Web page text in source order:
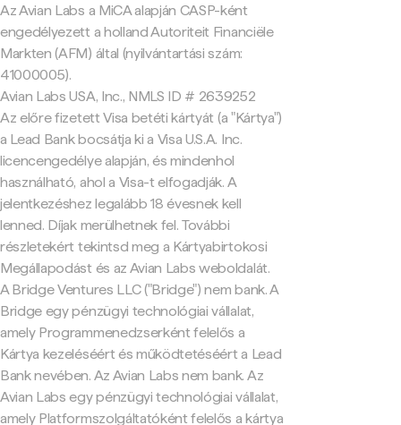
Az Avian Labs a MiCA alapján CASP-ként
engedélyezett a holland Autoriteit Financiële
Markten (AFM) által (nyilvántartási szám:
41000005).
Avian Labs USA, Inc., NMLS ID # 2639252
Az előre fizetett Visa betéti kártyát (a "Kártya")
a Lead Bank bocsátja ki a Visa U.S.A. Inc.
licencengedélye alapján, és mindenhol
használható, ahol a Visa-t elfogadják. A
jelentkezéshez legalább 18 évesnek kell
lenned. Díjak merülhetnek fel. További
részletekért tekintsd meg a Kártyabirtokosi
Megállapodást és az Avian Labs weboldalát.
A Bridge Ventures LLC ("Bridge") nem bank. A
Bridge egy pénzügyi technológiai vállalat,
amely Programmenedzserként felelős a
Kártya kezeléséért és működtetéséért a Lead
Bank nevében. Az Avian Labs nem bank. Az
Avian Labs egy pénzügyi technológiai vállalat,
amely Platformszolgáltatóként felelős a kártya